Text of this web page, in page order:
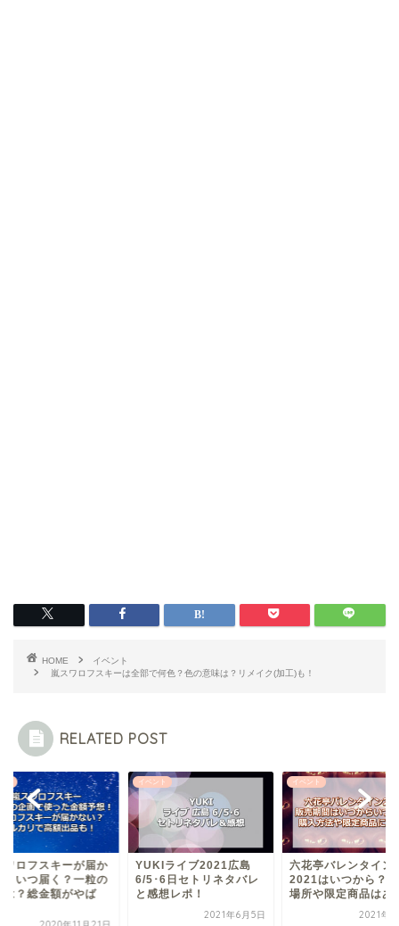
HOME
イベント
嵐スワロフスキーは全部で何色？色の意味は？リメイク(加工)も！
RELATED POST
ワロフスキーが届か
！いつ届く？一粒の
は？総金額がやば
イベント
YUKIライブ2021広島
6/5･6日セトリネタバレ
と感想レポ！
2021年6月5日
イベント
六花亭バレンタイン
2021はいつから？
場所や限定商品はあ
2021年1